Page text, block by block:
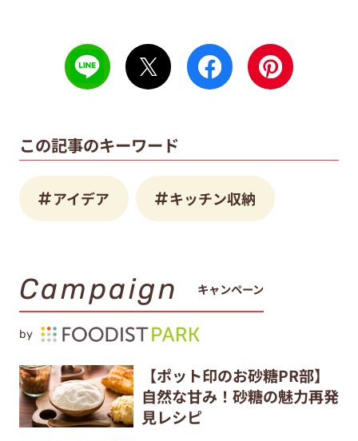
この記事のキーワード
アイデア キッチン収納
Campaign キャンペーン
by
【ポット印のお砂糖PR部】
自然な甘み！砂糖の魅力再発
見レシピ